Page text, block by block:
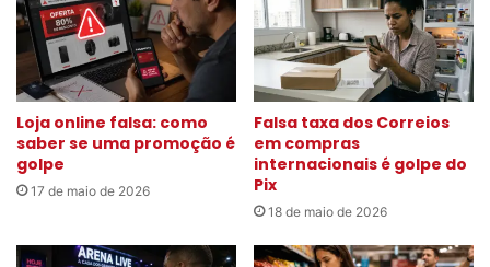
Loja online falsa: como
saber se uma promoção é
golpe
17 de maio de 2026
Falsa taxa dos Correios
em compras
internacionais é golpe do
Pix
18 de maio de 2026